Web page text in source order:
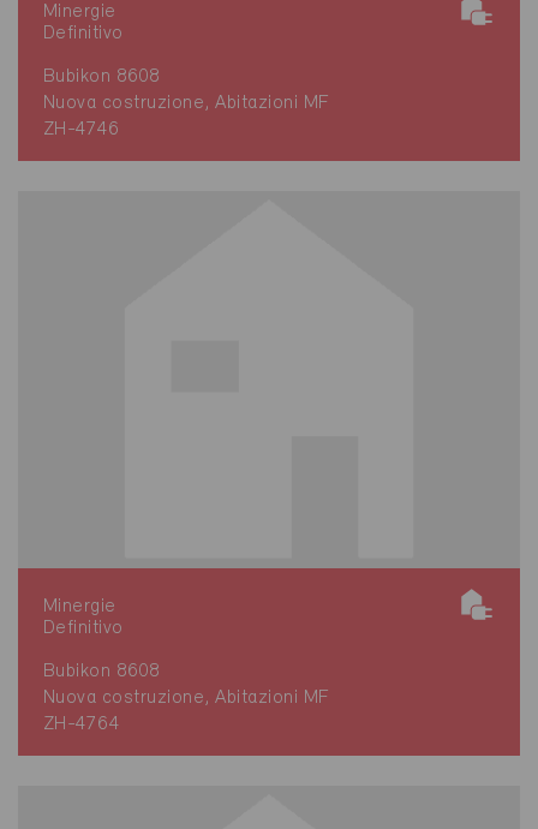
Minergie
Definitivo
Bubikon 8608
Nuova costruzione, Abitazioni MF
ZH-4746
Minergie
Definitivo
Bubikon 8608
Nuova costruzione, Abitazioni MF
ZH-4764